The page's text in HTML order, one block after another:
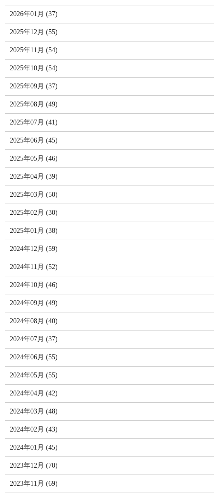
2026年01月 (37)
2025年12月 (55)
2025年11月 (54)
2025年10月 (54)
2025年09月 (37)
2025年08月 (49)
2025年07月 (41)
2025年06月 (45)
2025年05月 (46)
2025年04月 (39)
2025年03月 (50)
2025年02月 (30)
2025年01月 (38)
2024年12月 (59)
2024年11月 (52)
2024年10月 (46)
2024年09月 (49)
2024年08月 (40)
2024年07月 (37)
2024年06月 (55)
2024年05月 (55)
2024年04月 (42)
2024年03月 (48)
2024年02月 (43)
2024年01月 (45)
2023年12月 (70)
2023年11月 (69)